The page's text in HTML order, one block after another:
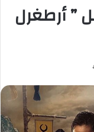
” أرطغرل